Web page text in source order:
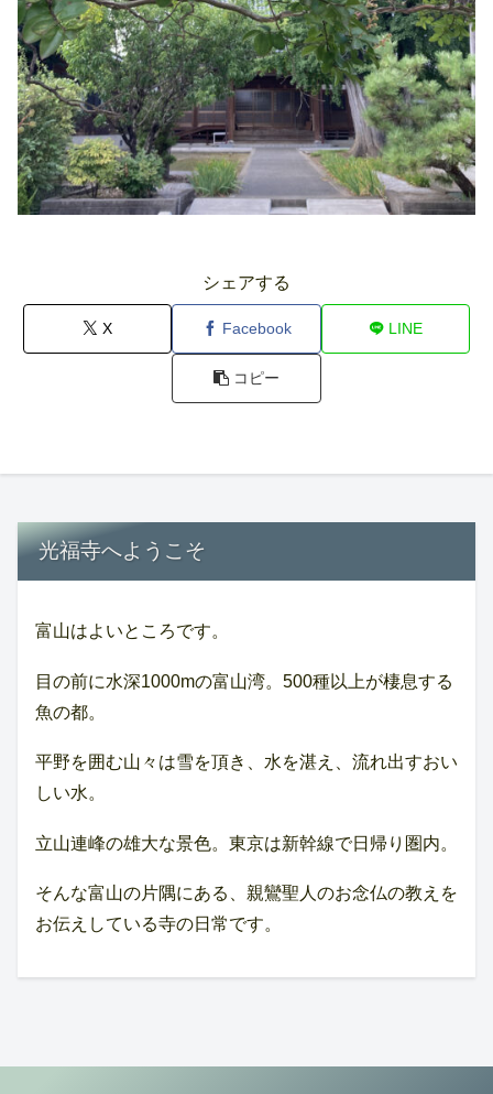
シェアする
X Facebook LINE
コピー
光福寺へようこそ
富山はよいところです。
目の前に水深1000mの富山湾。500種以上が棲息する
魚の都。
平野を囲む山々は雪を頂き、水を湛え、流れ出すおい
しい水。
立山連峰の雄大な景色。東京は新幹線で日帰り圏内。
そんな富山の片隅にある、親鸞聖人のお念仏の教えを
お伝えしている寺の日常です。